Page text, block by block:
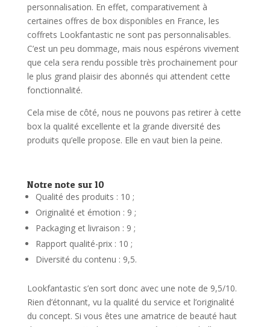
personnalisation. En effet, comparativement à
certaines offres de box disponibles en France, les
coffrets Lookfantastic ne sont pas personnalisables.
C’est un peu dommage, mais nous espérons vivement
que cela sera rendu possible très prochainement pour
le plus grand plaisir des abonnés qui attendent cette
fonctionnalité.
Cela mise de côté, nous ne pouvons pas retirer à cette
box la qualité excellente et la grande diversité des
produits qu’elle propose. Elle en vaut bien la peine.
Notre note sur 10
Qualité des produits : 10 ;
Originalité et émotion : 9 ;
Packaging et livraison : 9 ;
Rapport qualité-prix : 10 ;
Diversité du contenu : 9,5.
Lookfantastic s’en sort donc avec une note de 9,5/10.
Rien d’étonnant, vu la qualité du service et l’originalité
du concept. Si vous êtes une amatrice de beauté haut